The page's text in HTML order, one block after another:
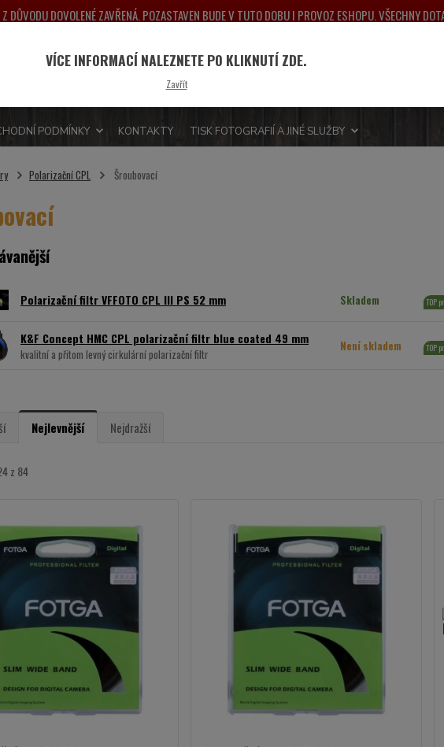
DOVOLENÉ ZAVŘENÁ. POZASTAVEN BUDE V TUTO DOBU I PROVOZ ESHOPU. VŠECHNY
PODMÍNKY KONTAKTY TISK FOTOGRAFIÍ A JINÉ SLUŽBY
Polarizační CPL Šroubovací
Polarizační filtr VFFOTO CPL III PS 52 mm Skladem TOP
K&F Concept HMC CPL polarizační filtr blue coated 49 mm
kvalitní a přitom levný cirkulární polarizační filtr
Není skladem TOP
Nejlevnější Nejdražší
z 84
VÍCE INFORMACÍ NALEZNETE PO KLIKNUTÍ ZDE.
Zavřít